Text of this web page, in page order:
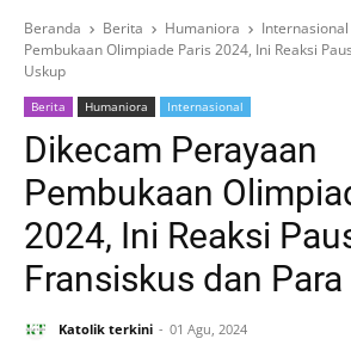
Beranda Berita Humaniora Internasional
Pembukaan Olimpiade Paris 2024, Ini Reaksi
Uskup
Berita Humaniora Internasional
Dikecam Perayaan
Pembukaan
2024, Ini Reaksi
Fransiskus dan
Katolik terkini 01 Agu, 2024